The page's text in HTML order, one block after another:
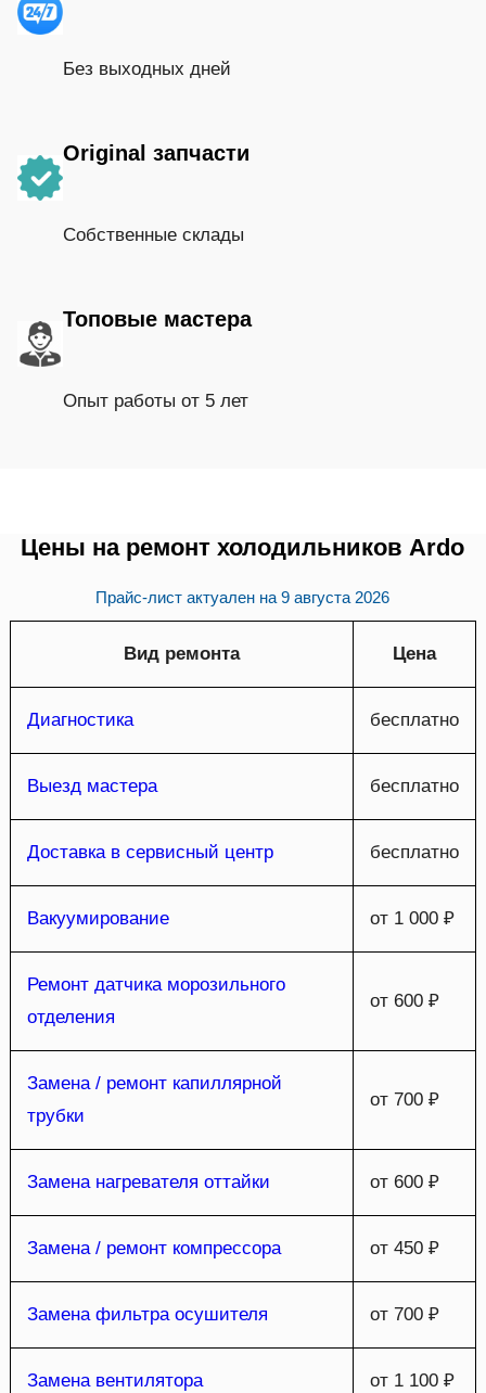
Без выходных дней
Original запчасти
Собственные склады
Топовые мастера
Опыт работы от 5 лет
Цены на ремонт холодильников Ardo
Прайс-лист актуален на9 августа 2026
Вид ремонта Цена
Диагностика бесплатно
Выезд мастера бесплатно
Доставка в сервисный центр бесплатно
Вакуумирование от 1 000 ₽
Ремонт датчика морозильного
отделения
от 600 ₽
Замена / ремонт капиллярной
трубки
от 700 ₽
Замена нагревателя оттайки от 600 ₽
Замена / ремонт компрессора от 450 ₽
Замена фильтра осушителя от 700 ₽
Замена вентилятора от 1 100 ₽